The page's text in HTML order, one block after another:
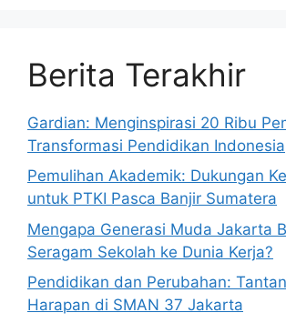
Berita Terakhir
Gardian: Menginspirasi 20 Ribu
Transformasi Pendidikan Indonesia
Pemulihan Akademik: Dukungan
untuk PTKI Pasca Banjir Sumatera
Mengapa Generasi Muda Jakarta
Seragam Sekolah ke Dunia Kerja?
Pendidikan dan Perubahan:
Harapan di SMAN 37 Jakarta